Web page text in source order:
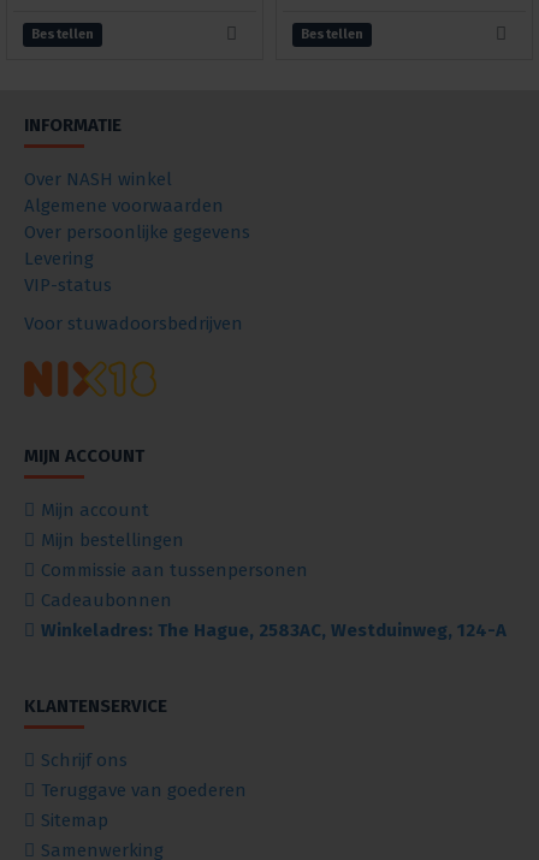
Bestellen Bestellen
INFORMATIE
Over NASH winkel
Algemene voorwaarden
Over persoonlijke gegevens
Levering
VIP-status
Voor stuwadoorsbedrijven
MIJN ACCOUNT
Mijn account
Mijn bestellingen
Commissie aan tussenpersonen
Cadeaubonnen
Winkeladres: The Hague, 2583AC, Westduinweg, 124-A
KLANTENSERVICE
Schrijf ons
Teruggave van goederen
Sitemap
Samenwerking